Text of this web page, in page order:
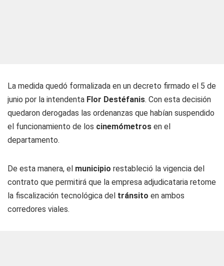
La medida quedó formalizada en un decreto firmado el 5 de
junio por la intendenta Flor Destéfanis. Con esta decisión
quedaron derogadas las ordenanzas que habían suspendido
el funcionamiento de los cinemómetros en el
departamento.
De esta manera, el municipio restableció la vigencia del
contrato que permitirá que la empresa adjudicataria retome
la fiscalización tecnológica del tránsito en ambos
corredores viales.